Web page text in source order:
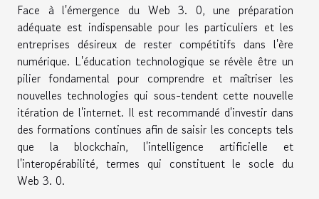
Face à l'émergence du Web 3. 0, une préparation
adéquate est indispensable pour les particuliers et les
entreprises désireux de rester compétitifs dans l'ère
numérique. L'éducation technologique se révèle être un
pilier fondamental pour comprendre et maîtriser les
nouvelles technologies qui sous-tendent cette nouvelle
itération de l'internet. Il est recommandé d'investir dans
des formations continues afin de saisir les concepts tels
que la blockchain, l'intelligence artificielle et
l'interopérabilité, termes qui constituent le socle du
Web 3. 0.